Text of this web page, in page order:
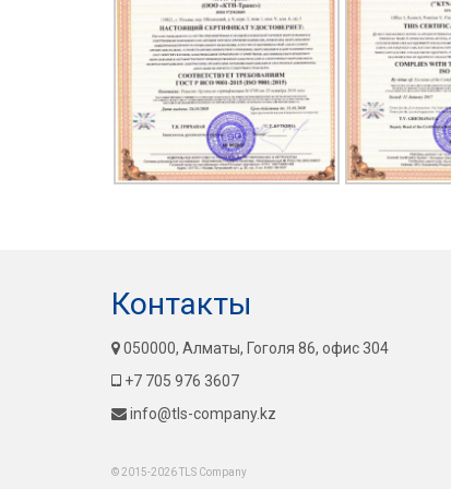
Контакты
050000, Алматы, Гоголя 86, офис 304
+7 705 976 3607
info@tls-company.kz
© 2015-2026 TLS Company